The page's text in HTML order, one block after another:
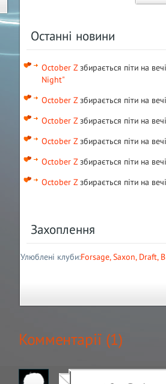
Останні новини
October Zзбирається піти на
Night"
October Zзбирається піти на
October Zзбирається піти на
October Zзбирається піти на
October Zзбирається піти на
October Zзбирається піти на
Захоплення
Улюблені клуби:Forsage,Saxon, Draft,
Комментарії (1)